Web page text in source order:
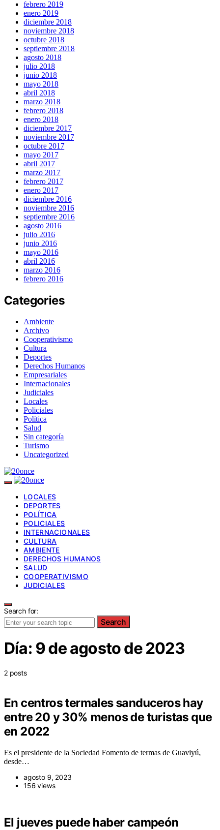
febrero 2019
enero 2019
diciembre 2018
noviembre 2018
octubre 2018
septiembre 2018
agosto 2018
julio 2018
junio 2018
mayo 2018
abril 2018
marzo 2018
febrero 2018
enero 2018
diciembre 2017
noviembre 2017
octubre 2017
mayo 2017
abril 2017
marzo 2017
febrero 2017
enero 2017
diciembre 2016
noviembre 2016
septiembre 2016
agosto 2016
julio 2016
junio 2016
mayo 2016
abril 2016
marzo 2016
febrero 2016
Categories
Ambiente
Archivo
Cooperativismo
Cultura
Deportes
Derechos Humanos
Empresariales
Internacionales
Judiciales
Locales
Policiales
Política
Salud
Sin categoría
Turismo
Uncategorized
LOCALES
DEPORTES
POLÍTICA
POLICIALES
INTERNACIONALES
CULTURA
AMBIENTE
DERECHOS HUMANOS
SALUD
COOPERATIVISMO
JUDICIALES
Search for:
Search
Día: 9 de agosto de 2023
2 posts
En centros termales sanduceros hay
entre 20 y 30% menos de turistas que
en 2022
Es el presidente de la Sociedad Fomento de termas de Guaviyú,
desde…
agosto 9, 2023
156 views
El jueves puede haber campeón